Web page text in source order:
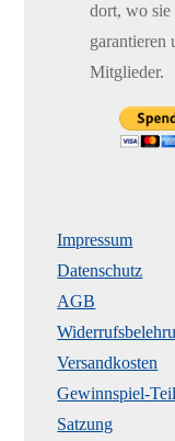
dort, wo
garantieren
Mitglieder.
Impressum
Datenschutz
AGB
Versandkosten
Gewinnspiel-
Satzung